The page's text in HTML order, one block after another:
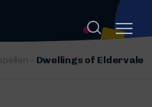
- Dwellings of Eldervale